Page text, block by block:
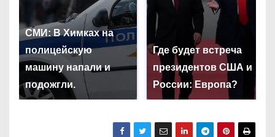
СМИ: В Химках на
полицейскую
машину напали и
подожгли.
Где будет встреча
президентов США и
России: Европа?